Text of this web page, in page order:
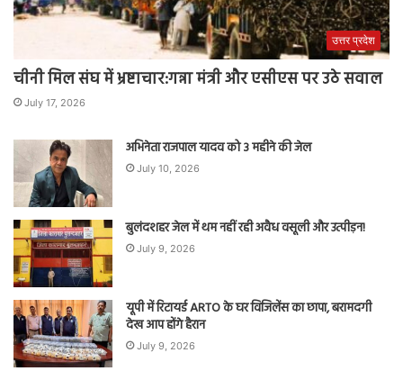
उत्तर प्रदेश
चीनी मिल संघ में भ्रष्टाचार:गन्ना मंत्री और एसीएस पर उठे सवाल
July 17, 2026
अभिनेता राजपाल यादव को 3 महीने की जेल
July 10, 2026
बुलंदशहर जेल में थम नहीं रही अवैध वसूली और उत्पीड़न!
July 9, 2026
यूपी में रिटायर्ड ARTO के घर विजिलेंस का छापा, बरामदगी
देख आप होंगे हैरान
July 9, 2026